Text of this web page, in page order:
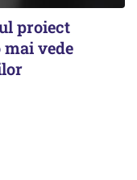
proiect
vede